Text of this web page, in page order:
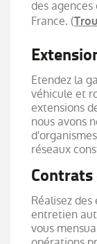
des
France. (
Etendez la
véhicule et
extensions
nous avons
réseaux
Réalisez
entretien
vous